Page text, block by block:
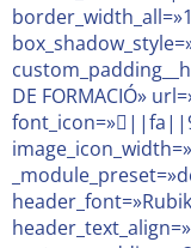
DE FORMACIÓ»